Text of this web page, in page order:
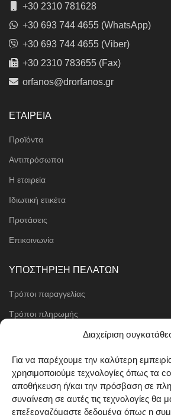
Διαχείριση
Για να παρέχουμε την καλύτερη
χρησιμοποιούμε τεχνολογίες όπως τα
αποθήκευση ή/και την πρόσβαση σε
συναίνεση σε αυτές τις τεχνολογίες θα
επεξεργαζόμαστε δεδομένα όπως η
+30 2310 781628
+30 693 744 4655 (WhatsApp)
+30 693 744 4655 (Viber)
+30 2310 783655 (Fax)
orfanos@drorfanos.gr
ΕΤΑΙΡΕΙΑ
Προϊόντα
Αντιπρόσωποι
Η εταιρεία
Ιδιωτική ετικέτα
Προτάσεις
Επικοινωνία
ΥΠΟΣΤΗΡΙΞΗ ΠΕΛΑΤΩΝ
Τρόποι παραγγελίας
Τρόποι πληρωμής
Μέθοδοι αποστολής
Όροι χρήσης
Cookie Policy (EU)